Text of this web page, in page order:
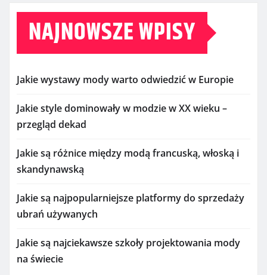
NAJNOWSZE WPISY
Jakie wystawy mody warto odwiedzić w Europie
Jakie style dominowały w modzie w XX wieku –
przegląd dekad
Jakie są różnice między modą francuską, włoską i
skandynawską
Jakie są najpopularniejsze platformy do sprzedaży
ubrań używanych
Jakie są najciekawsze szkoły projektowania mody
na świecie